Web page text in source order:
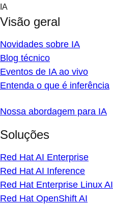
Skip
content
IA
Visão geral
Novidades sobre IA
Blog técnico
Eventos de IA ao vivo
Entenda o que é inferência
Nossa abordagem para IA
Soluções
Red Hat AI Enterprise
Red Hat AI Inference
Red Hat Enterprise Linux AI
Red Hat OpenShift AI